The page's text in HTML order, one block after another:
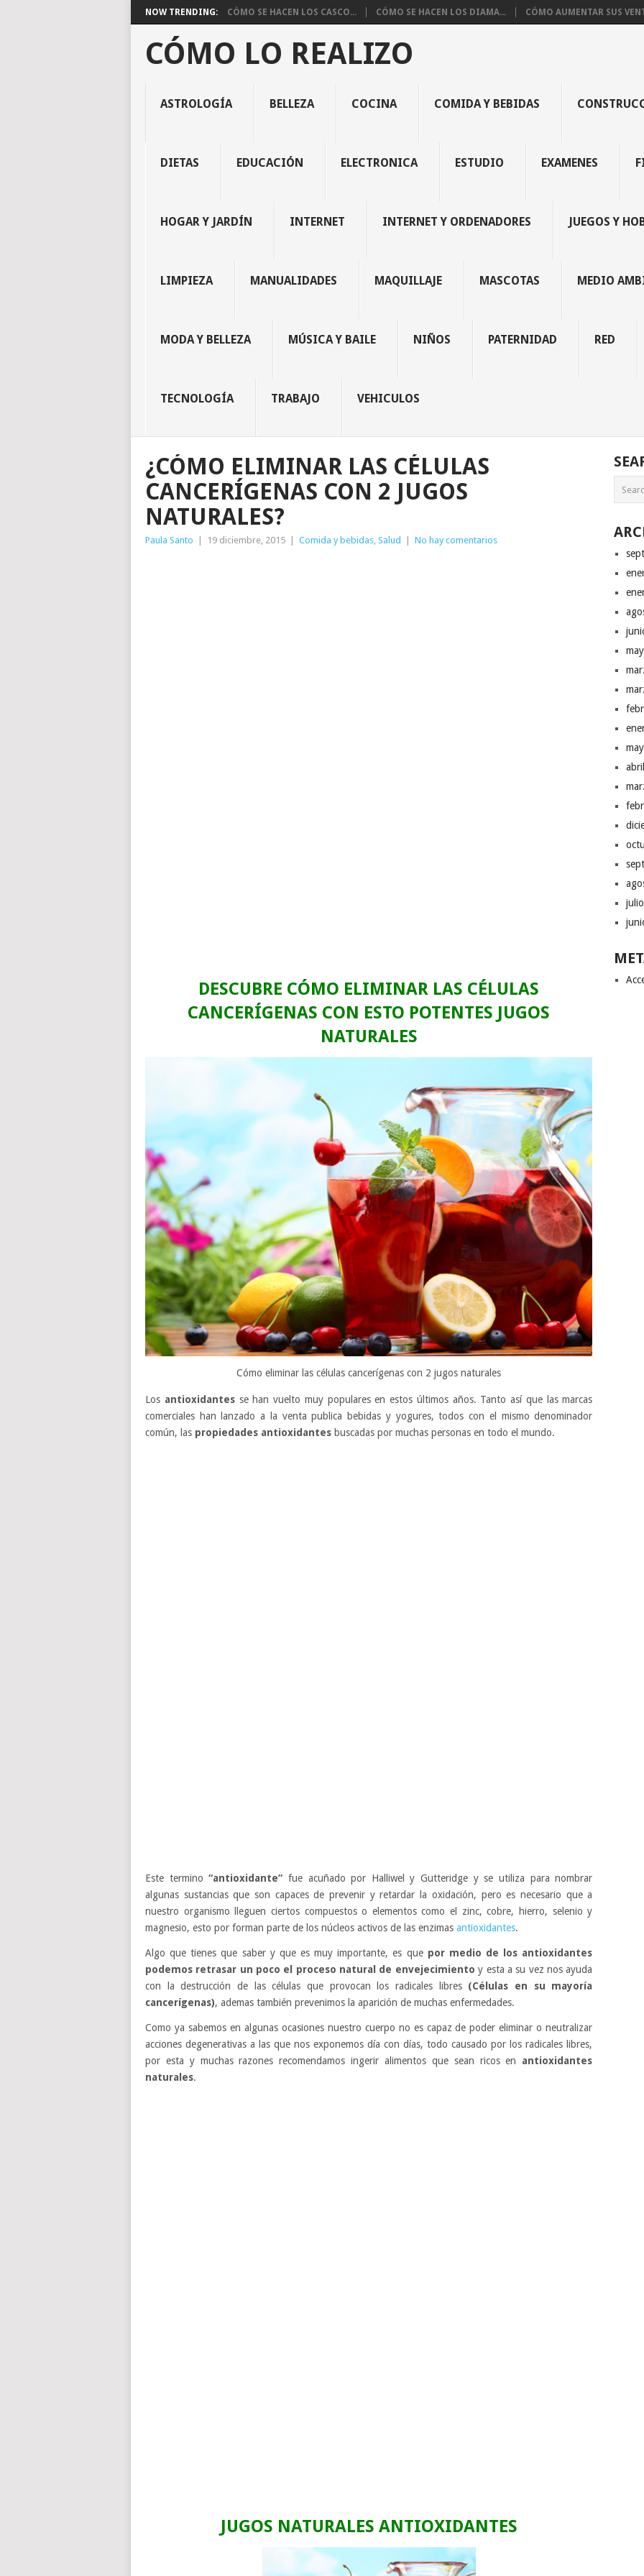
NOW TRENDING: CÓMO SE HACEN LOS CASCO... CÓMO SE HACEN LOS DIAMA... CÓMO AUMENTAR SUS
CÓMO LO REALIZO
ASTROLOGÍA BELLEZA COCINA COMIDA Y BEBIDAS
DIETAS EDUCACIÓN ELECTRONICA ESTUDIO EXAMENES
HOGAR Y JARDÍN INTERNET INTERNET Y ORDENADORES JUEGOS Y
LIMPIEZA MANUALIDADES MAQUILLAJE MASCOTAS MEDIO
MODA Y BELLEZA MÚSICA Y BAILE NIÑOS PATERNIDAD RED
TECNOLOGÍA TRABAJO VEHICULOS
¿CÓMO ELIMINAR LAS CÉLULAS
CANCERÍGENAS CON 2 JUGOS
NATURALES?
Paula Santo 19 diciembre, 2015 Comida y bebidas, Salud No hay comentarios
DESCUBRE CÓMO ELIMINAR LAS CÉLULAS
CANCERÍGENAS CON ESTO POTENTES JUGOS
NATURALES
Cómo eliminar las células cancerígenas con 2 jugos naturales
Los antioxidantesse han vuelto muy populares en estos últimos años. Tanto así que las marcas
comerciales han lanzado a la venta publica bebidas y yogures, todos con el mismo denominador
común, las propiedades antioxidantes buscadas por muchas personas en todo el mundo.
Este termino“antioxidante” fue acuñado por Halliwel y Gutteridge y se utiliza para nombrar
algunas sustancias que son capaces de prevenir y retardar la oxidación, pero es necesario que a
nuestro organismo lleguen ciertos compuestos o elementos como el zinc, cobre, hierro, selenio y
magnesio, esto por forman parte de los núcleos activos de las enzimas antioxidantes.
Algo que tienes que saber y que es muy importante, es que por medio de los antioxidantes
podemos retrasar un poco el proceso natural de envejecimiento y esta a su vez nos ayuda
con la destrucción de las células que provocan los radicales libres (Células en su mayoría
cancerígenas), ademas también prevenimos la aparición de muchas enfermedades.
Como ya sabemos en algunas ocasiones nuestro cuerpo no es capaz de poder eliminar o neutralizar
acciones degenerativas a las que nos exponemos día con días, todo causado por los radicales libres,
por esta y muchas razones recomendamos ingerir alimentos que sean ricos en antioxidantes
naturales.
JUGOS NATURALES ANTIOXIDANTES